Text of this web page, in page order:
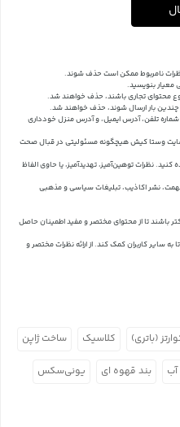
نامربوط ممکن است حذف شوند.
معیار بنویسید.
محتوای تجاری باشند، حذف خواهند شد.
چندین بار ارسال شوند، حذف خواهند شد.
تلفن، آدرس ایمیل، و آدرس منزل خودداری
وستا کیش هیچگونه مسئولیتی در قبال صحت
کنید. نظرات توهین‌آمیز، تهدیدآمیز، یا حاوی الفاظ
تهمت، نشر اکاذیب، تبلیغات سیاسی و مذهبی
حداقل شامل 50 کاراکتر و حداکثر 500 کاراکتر باشند تا از محتوای مختصر و مفید اطمینان حاصل
به سایر کاربران کمک کند.از ارائه نظرات مختصر و
(باتری) کلاسیک ساخت ژاپن
بند قهوه ای یونی‌سکس